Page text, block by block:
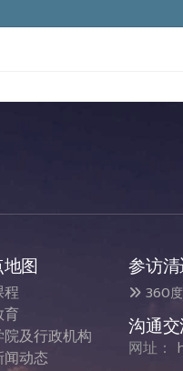
图
程
育
院及行政机构
闻动态
参访
360
沟通
网址：